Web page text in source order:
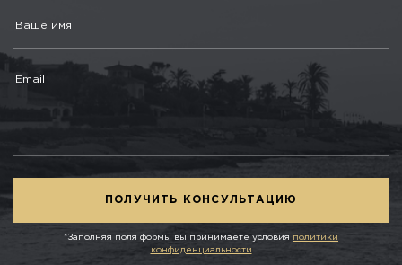
*Заполняя поля формы вы принимаете условия политики
конфиденциальности